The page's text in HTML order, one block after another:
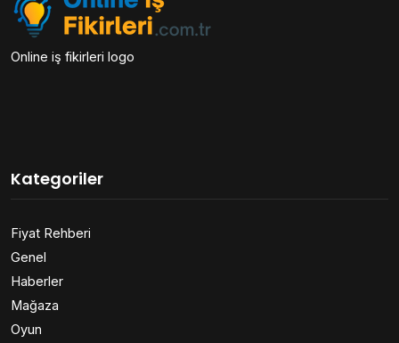
Online iş fikirleri logo
Kategoriler
Fiyat Rehberi
Genel
Haberler
Mağaza
Oyun